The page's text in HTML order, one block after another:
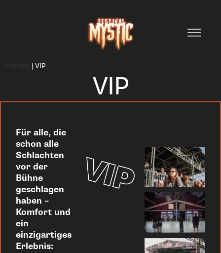
| VIP
VIP
Für alle, die
schon alle
Schlachten
vor der
Bühne
geschlagen
haben –
Komfort und
ein
einzigartiges
Erlebnis: